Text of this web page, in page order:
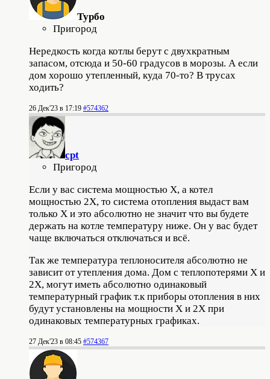
Турбо
Пригород
Нередкость когда котлы берут с двухкратным
запасом, отсюда и 50-60 градусов в морозы. А если
дом хорошо утепленный, куда 70-то? В трусах
ходить?
26 Дек'23 в 17:19 #574362
cpt
Пригород
Если у вас система мощностью Х, а котел
мощностью 2Х, то система отопления выдаст вам
только Х и это абсолютно не значит что вы будете
держать на котле температуру ниже. Он у вас будет
чаще включаться отключаться и всё.
Так же температура теплоносителя абсолютно не
зависит от утепления дома. Дом с теплопотерями Х и
2Х, могут иметь абсолютно одинаковый
температурный график т.к приборы отопления в них
будут установлены на мощности Х и 2Х при
одинаковых температурных графиках.
27 Дек'23 в 08:45 #574367